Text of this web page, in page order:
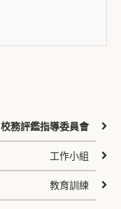
校務評鑑指導委員會
工作小組
教育訓練